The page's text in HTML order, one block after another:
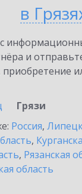
в
и
Грязи
Россия,
,
, Рязанская
область